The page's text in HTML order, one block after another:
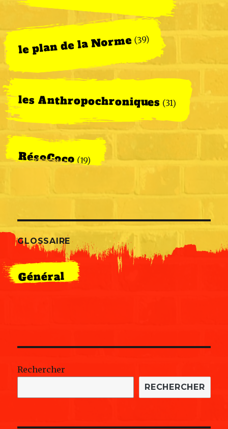
le plan de la Norme (39)
les Anthropochroniques (31)
RésoCoco(19)
GLOSSAIRE
Général
Rechercher
RECHERCHER